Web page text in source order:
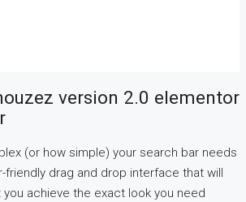
version 2.0 elementor
(or how simple) your search bar needs
drag and drop interface that will
achieve the exact look you need